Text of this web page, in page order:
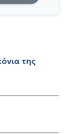
της